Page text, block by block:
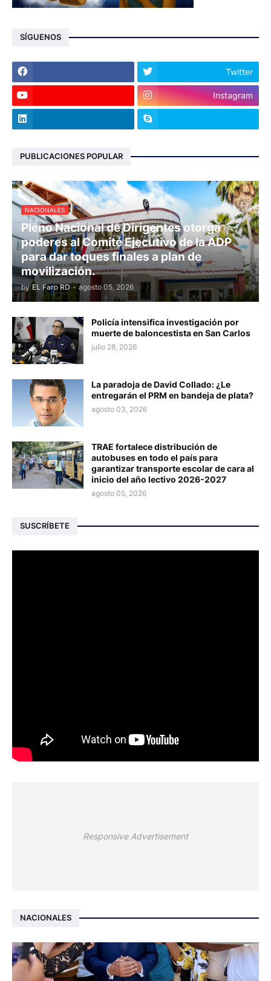
SÍGUENOS
Twitter
Instagram
PUBLICACIONES POPULAR
NACIONALES
Pleno Nacional de Dirigentes otorga
poderes al Comité Ejecutivo de la ADP
para dar toques finales a plan de
movilización.
by EL Faro RD - agosto 05, 2026
Policía intensifica investigación por
muerte de baloncestista en San Carlos
julio 28, 2026
La paradoja de David Collado: ¿Le
entregarán el PRM en bandeja de plata?
agosto 03, 2026
TRAE fortalece distribución de
autobuses en todo el país para
garantizar transporte escolar de cara al
inicio del año lectivo 2026-2027
agosto 05, 2026
SUSCRÍBETE
Responsive Advertisement
NACIONALES